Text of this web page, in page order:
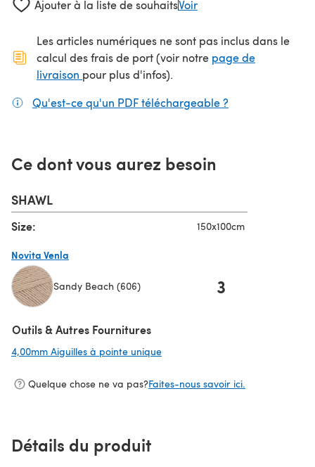
Ajouter à la liste de souhaitsVoir
Les articles numériques ne sont pas inclus dans le
calcul des frais de port (voir notre page de
livraison (s'ouvre dans un nouvel onglet)
pour plus d'infos).
Qu'est-ce qu'un PDF téléchargeable ?
Ce dont vous aurez besoin
SHAWL
Size: 150x100cm
Novita Venla
Sandy Beach (606) 3
Outils & Autres Fournitures
4,00mm Aiguilles à pointe unique
Quelque chose ne va pas?Faites-nous savoir ici.
Détails du produit